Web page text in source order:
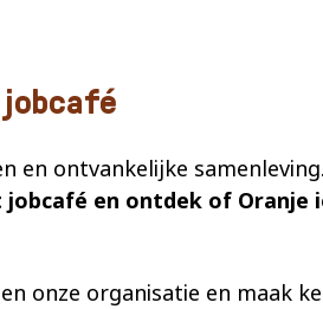
en ontvankelijke
jobcafé en ontdek of Oranje
onze organisatie en maak